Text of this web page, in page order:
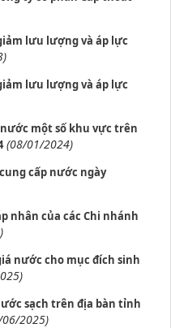
lưu lượng và áp lực
lưu lượng và áp lực
một số khu vực trên
(08/01/2024)
cấp nước ngày
nhân của các Chi nhánh
nước cho mục đích sinh
sạch trên địa bàn tỉnh
2025)